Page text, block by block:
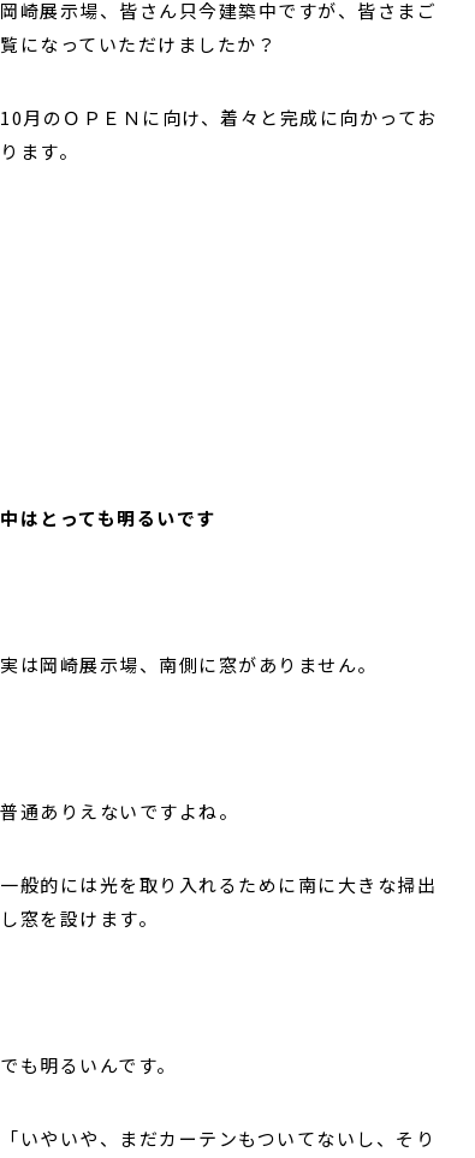
岡崎展示場、皆さん只今建築中ですが、皆さまご
覧になっていただけましたか？
10月のＯＰＥＮに向け、着々と完成に向かってお
ります。
中はとっても明るいです
実は岡崎展示場、南側に窓がありません。
普通ありえないですよね。
一般的には光を取り入れるために南に大きな掃出
し窓を設けます。
でも明るいんです。
「いやいや、まだカーテンもついてないし、そり